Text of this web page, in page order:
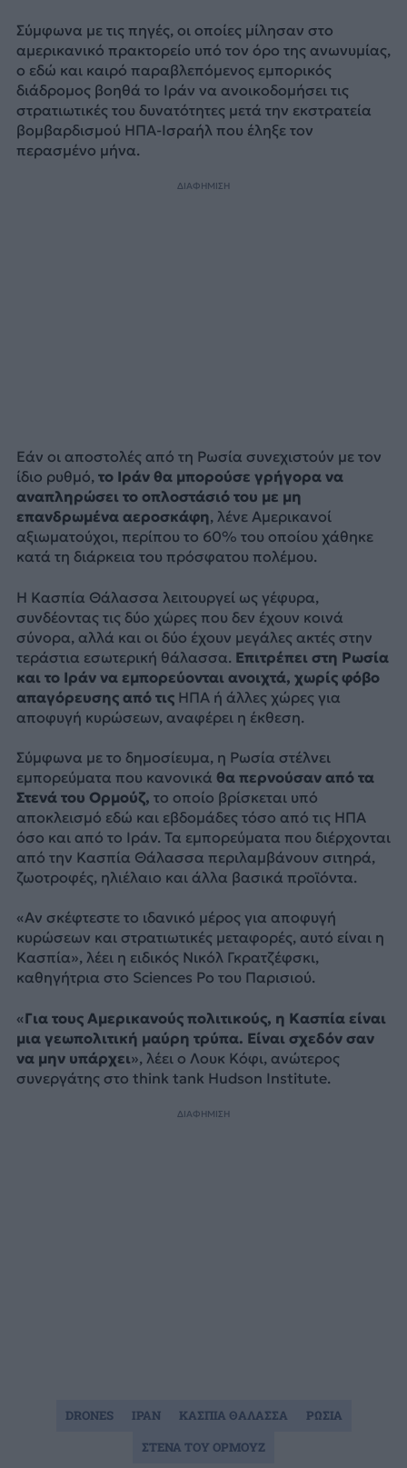
Σύμφωνα με τις πηγές, οι οποίες μίλησαν στο
αμερικανικό πρακτορείο υπό τον όρο της ανωνυμίας,
ο εδώ και καιρό παραβλεπόμενος εμπορικός
διάδρομος βοηθά το Ιράν να ανοικοδομήσει τις
στρατιωτικές του δυνατότητες μετά την εκστρατεία
βομβαρδισμού ΗΠΑ-Ισραήλ που έληξε τον
περασμένο μήνα.
ΔΙΑΦΗΜΙΣΗ
Εάν οι αποστολές από τη Ρωσία συνεχιστούν με τον
ίδιο ρυθμό, το Ιράν θα μπορούσε γρήγορα να
αναπληρώσει το οπλοστάσιό του με μη
επανδρωμένα αεροσκάφη, λένε Αμερικανοί
αξιωματούχοι, περίπου το 60% του οποίου χάθηκε
κατά τη διάρκεια του πρόσφατου πολέμου.
Η Κασπία Θάλασσα λειτουργεί ως γέφυρα,
συνδέοντας τις δύο χώρες που δεν έχουν κοινά
σύνορα, αλλά και οι δύο έχουν μεγάλες ακτές στην
τεράστια εσωτερική θάλασσα. Επιτρέπει στη Ρωσία
και το Ιράν να εμπορεύονται ανοιχτά, χωρίς φόβο
απαγόρευσης από τιςΗΠΑ ή άλλες χώρες για
αποφυγή κυρώσεων, αναφέρει η έκθεση.
Σύμφωνα με το δημοσίευμα, η Ρωσία στέλνει
εμπορεύματα που κανονικά θα περνούσαν από τα
Στενά του Ορμούζ, το οποίο βρίσκεται υπό
αποκλεισμό εδώ και εβδομάδες τόσο από τις ΗΠΑ
όσο και από το Ιράν. Τα εμπορεύματα που διέρχονται
από την Κασπία Θάλασσα περιλαμβάνουν σιτηρά,
ζωοτροφές, ηλιέλαιο και άλλα βασικά προϊόντα.
«Αν σκέφτεστε το ιδανικό μέρος για αποφυγή
κυρώσεων και στρατιωτικές μεταφορές, αυτό είναι η
Κασπία», λέει η ειδικός Νικόλ Γκρατζέφσκι,
καθηγήτρια στο Sciences Po του Παρισιού.
«Για τους Αμερικανούς πολιτικούς, η Κασπία είναι
μια γεωπολιτική μαύρη τρύπα. Είναι σχεδόν σαν
να μην υπάρχει», λέει ο Λουκ Κόφι, ανώτερος
συνεργάτης στο think tank Hudson Institute.
ΔΙΑΦΗΜΙΣΗ
DRONES ΙΡΑΝ ΚΑΣΠΙΑ ΘΑΛΑΣΣΑ
ΡΩΣΙΑ
ΣΤΕΝΑ ΤΟΥ ΟΡΜΟΥΖ